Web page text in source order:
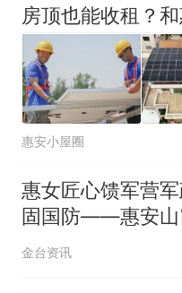
房顶也能收租？
惠安小屋圈
惠女匠心馈军营
固国防——惠安山
出“四维双拥”模式
金台资讯